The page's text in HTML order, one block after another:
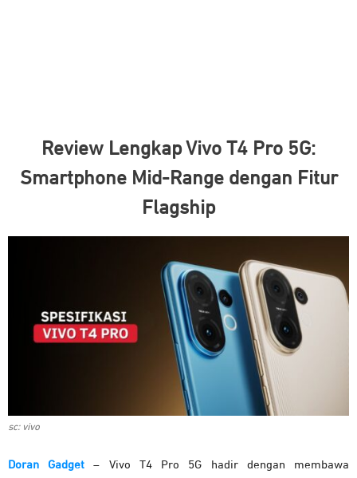
Review Lengkap Vivo T4 Pro 5G:
Smartphone Mid-Range dengan Fitur
Flagship
sc: vivo
Doran Gadget
– Vivo T4 Pro 5G hadir dengan membawa